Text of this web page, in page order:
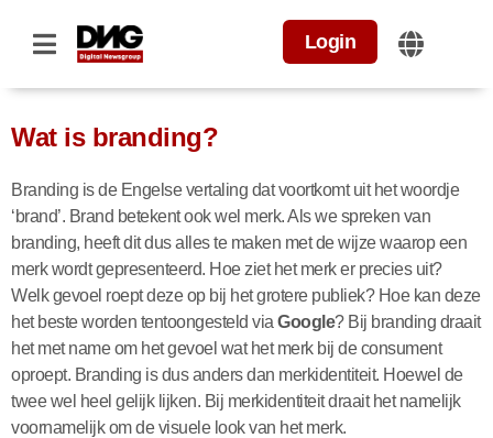
Login
Wat is branding?
Branding is de Engelse vertaling dat voortkomt uit het woordje
‘brand’. Brand betekent ook wel merk. Als we spreken van
branding, heeft dit dus alles te maken met de wijze waarop een
merk wordt gepresenteerd. Hoe ziet het merk er precies uit?
Welk gevoel roept deze op bij het grotere publiek? Hoe kan deze
het beste worden tentoongesteld via Google? Bij branding draait
het met name om het gevoel wat het merk bij de consument
oproept. Branding is dus anders dan merkidentiteit. Hoewel de
twee wel heel gelijk lijken. Bij merkidentiteit draait het namelijk
voornamelijk om de visuele look van het merk.